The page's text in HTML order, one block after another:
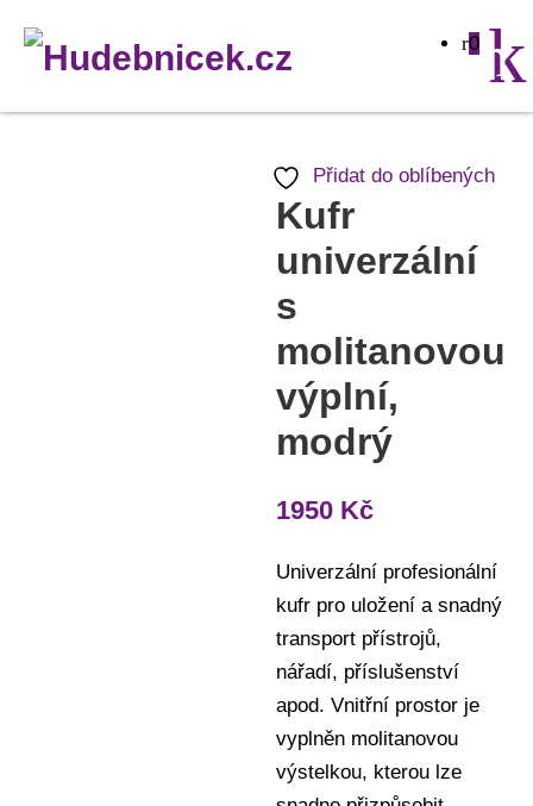
0
Přidat do oblíbených
Kufr
univerzální
s
molitanovou
výplní,
modrý
1950 Kč
Univerzální profesionální
kufr pro uložení a snadný
transport přístrojů,
nářadí, příslušenství
apod. Vnitřní prostor je
vyplněn molitanovou
výstelkou, kterou lze
univerzální